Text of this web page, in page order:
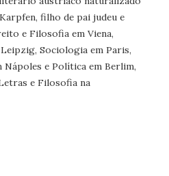
filho de pai judeu e
e Filosofia em Viena,
Sociologia em Paris,
e Política em Berlim,
e Filosofia na